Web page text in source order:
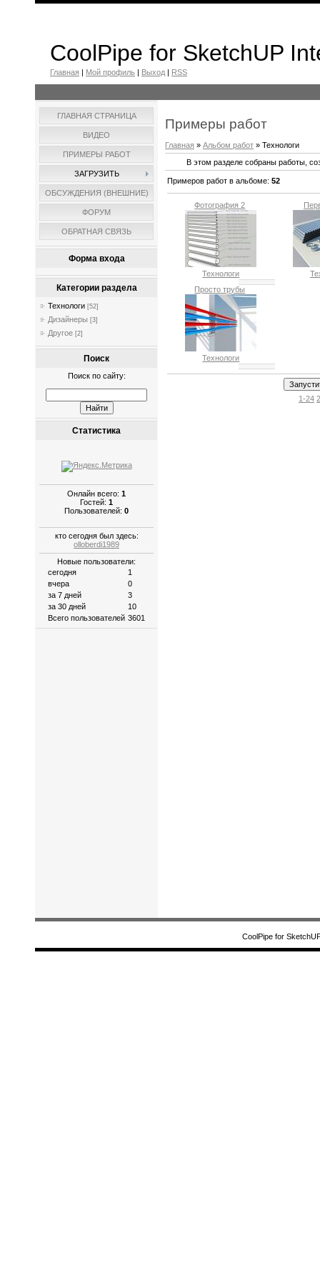
CoolPipe for SketchUP
Главная | Мой профиль | Выход | RSS
ГЛАВНАЯ СТРАНИЦА
ВИДЕО
ПРИМЕРЫ РАБОТ
ЗАГРУЗИТЬ
ОБСУЖДЕНИЯ (ВНЕШНИЕ)
ФОРУМ
ОБРАТНАЯ СВЯЗЬ
Форма входа
Категории раздела
Технологи [52]
Дизайнеры [3]
Другое [2]
Поиск
Поиск по сайту:
Статистика
Онлайн всего: 1
Гостей: 1
Пользователей: 0
кто сегодня был здесь:
olloberdi1989
Новые пользователи:
сегодня
1
вчера
0
за 7 дней
3
за 30 дней
10
Всего пользователей 3601
Примеры работ
Главная » Альбом работ » Технологи
В этом разделе собраны работы,
Примеров работ в альбоме: 52
Фотография 2
Технологи
Просто трубы
Технологи
1-24
CoolPipe for